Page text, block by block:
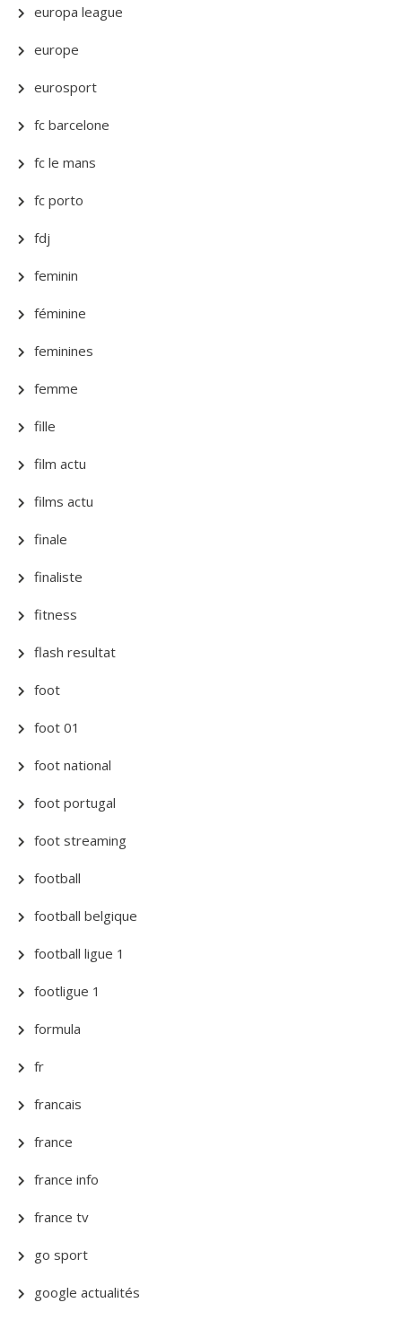
europa league
europe
eurosport
fc barcelone
fc le mans
fc porto
fdj
feminin
féminine
feminines
femme
fille
film actu
films actu
finale
finaliste
fitness
flash resultat
foot
foot 01
foot national
foot portugal
foot streaming
football
football belgique
football ligue 1
footligue 1
formula
fr
francais
france
france info
france tv
go sport
google actualités